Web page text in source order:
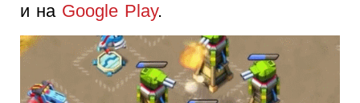
и на Google Play.